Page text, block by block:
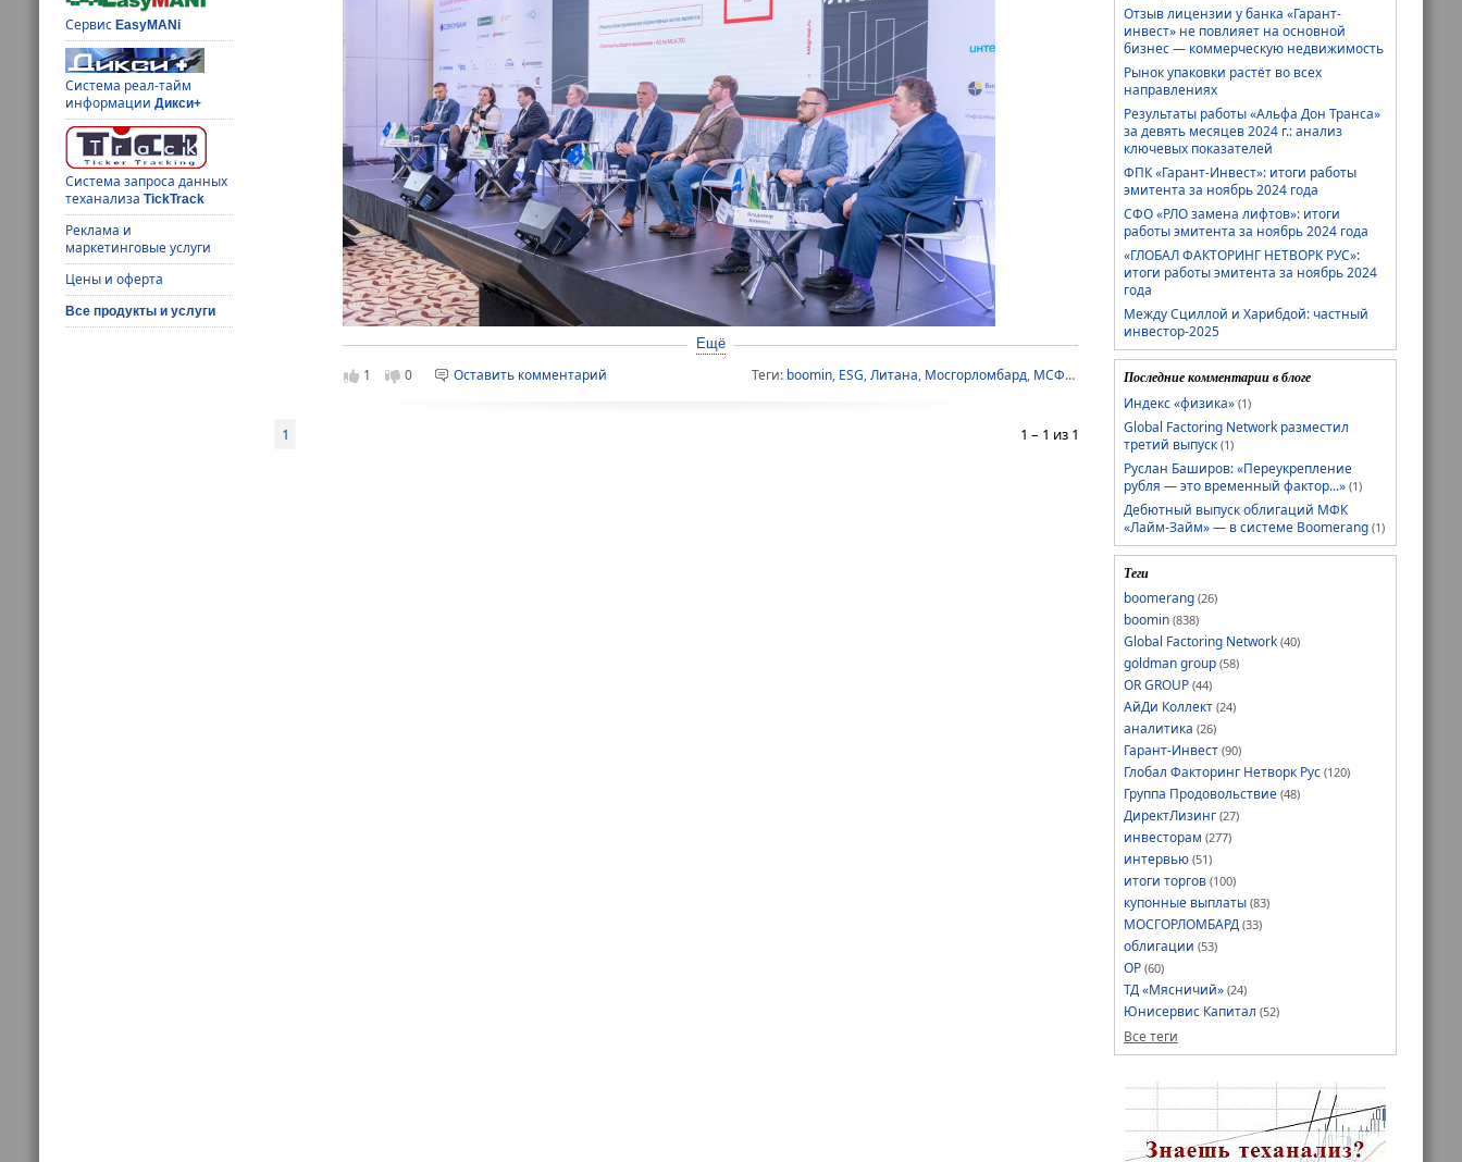
СервисEasyMANi
Система реал-тайм
информацииДикси+
Система запроса данных
теханализаTickTrack
Реклама и
маркетинговые услуги
Цены и оферта
Все продукты и услуги
На прошлой неделе в Москве прошел форум «Будущее облигационного рынка: возвращение к росту»,
Ещё
1 0 Оставить комментарий Теги: boomin, ESG,Литана, Мосгорломбард, МСФО ,РСБУ,Эксперт РА
1 – 1 из 1
1
Отзыв лицензии у банка «Гарант-
инвест» не повлияет на основной
бизнес — коммерческую недвижимость
Рынок упаковки растёт во всех
направлениях
Результаты работы «Альфа Дон Транса»
за девять месяцев 2024 г.: анализ
ключевых показателей
ФПК «Гарант-Инвест»: итоги работы
эмитента за ноябрь 2024 года
СФО «РЛО замена лифтов»: итоги
работы эмитента за ноябрь 2024 года
«ГЛОБАЛ ФАКТОРИНГ НЕТВОРК РУС»:
итоги работы эмитента за ноябрь 2024
года
Между Сциллой и Харибдой: частный
инвестор-2025
Последние комментарии в блоге
Индекс «физика» (1)
Global Factoring Network разместил
третий выпуск (1)
Руслан Баширов: «Переукрепление
рубля — это временный фактор...» (1)
Дебютный выпуск облигаций МФК
«Лайм-Займ» — в системе Boomerang (1)
Теги
boomerang (26)
boomin (838)
Global Factoring Network (40)
goldman group (58)
OR GROUP (44)
АйДи Коллект (24)
аналитика (26)
Гарант-Инвест (90)
Глобал Факторинг Нетворк Рус (120)
Группа Продовольствие (48)
ДиректЛизинг (27)
инвесторам (277)
интервью (51)
итоги торгов (100)
купонные выплаты (83)
МОСГОРЛОМБАРД (33)
облигации (53)
ОР (60)
ТД «Мясничий» (24)
Юнисервис Капитал (52)
Все теги